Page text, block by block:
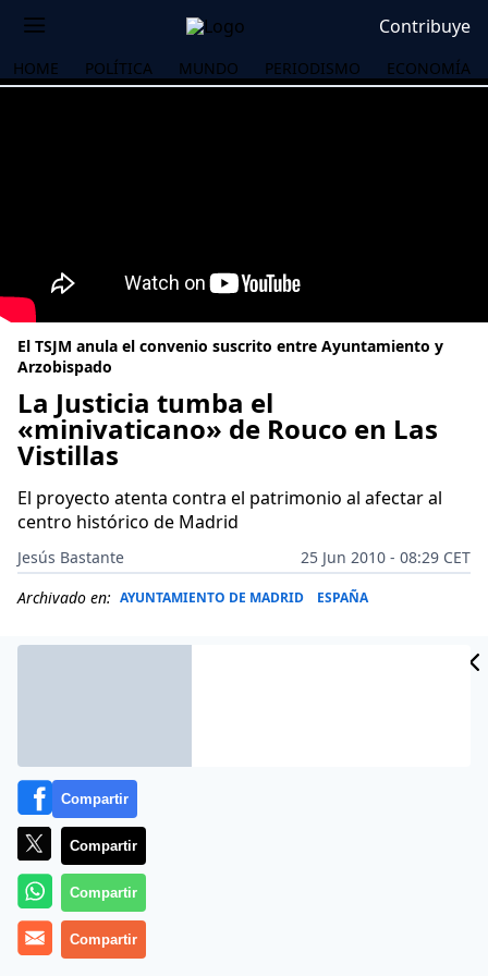
Contribuye
HOME POLÍTICA MUNDO PERIODISMO ECONOMÍA
El TSJM anula el convenio suscrito entre Ayuntamiento y
Arzobispado
La Justicia tumba el
«minivaticano» de Rouco en Las
Vistillas
El proyecto atenta contra el patrimonio al afectar al
centro histórico de Madrid
Jesús Bastante
25 Jun 2010 - 08:29 CET
Archivado en: AYUNTAMIENTO DE MADRID ESPAÑA
Jesús Bastante).-Después de meses de lucha, y cuando
Compartir
Compartir
Compartir
Compartir